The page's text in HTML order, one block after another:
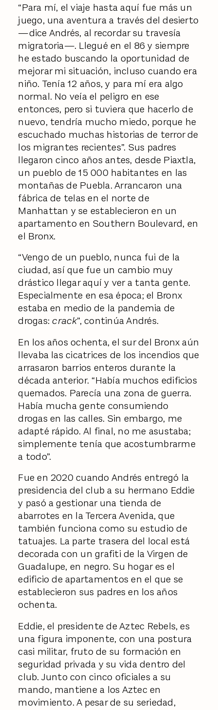
“Para mí, el viaje hasta aquí fue más un
juego, una aventura a través del desierto
—dice Andrés, al recordar su travesía
migratoria—. Llegué en el 86 y siempre
he estado buscando la oportunidad de
mejorar mi situación, incluso cuando era
niño. Tenía 12 años, y para mí era algo
normal. No veía el peligro en ese
entonces, pero si tuviera que hacerlo de
nuevo, tendría mucho miedo, porque he
escuchado muchas historias de terror de
los migrantes recientes”. Sus padres
llegaron cinco años antes, desde Piaxtla,
un pueblo de 15 000 habitantes en las
montañas de Puebla. Arrancaron una
fábrica de telas en el norte de
Manhattan y se establecieron en un
apartamento en Southern Boulevard, en
el Bronx.
“Vengo de un pueblo, nunca fui de la
ciudad, así que fue un cambio muy
drástico llegar aquí y ver a tanta gente.
Especialmente en esa época; el Bronx
estaba en medio de la pandemia de
drogas:crack”, continúa Andrés.
En los años ochenta, el sur del Bronx aún
llevaba las cicatrices de los incendios que
arrasaron barrios enteros durante la
década anterior. “Había muchos edificios
quemados. Parecía una zona de guerra.
Había mucha gente consumiendo
drogas en las calles. Sin embargo, me
adapté rápido. Al final, no me asustaba;
simplemente tenía que acostumbrarme
a todo”.
Fue en 2020 cuando Andrés entregó la
presidencia del club a su hermano Eddie
y pasó a gestionar una tienda de
abarrotes en la Tercera Avenida, que
también funciona como su estudio de
tatuajes. La parte trasera del local está
decorada con un grafiti de la Virgen de
Guadalupe, en negro. Su hogar es el
edificio de apartamentos en el que se
establecieron sus padres en los años
ochenta.
Eddie, el presidente de Aztec Rebels, es
una figura imponente, con una postura
casi militar, fruto de su formación en
seguridad privada y su vida dentro del
club. Junto con cinco oficiales a su
mando, mantiene a los Aztec en
movimiento. A pesar de su seriedad,